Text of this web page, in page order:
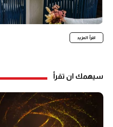
اقرأ المزيد
سيهمك ان تقرأ